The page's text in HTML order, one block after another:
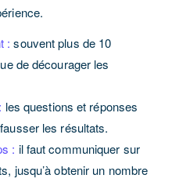
: souvent plus de 10
de décourager les
les questions et réponses
les résultats.
: il faut communiquer sur
jusqu’à obtenir un nombre